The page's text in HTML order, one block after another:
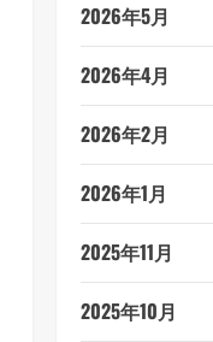
2026年5月
2026年4月
2026年2月
2026年1月
2025年11月
2025年10月